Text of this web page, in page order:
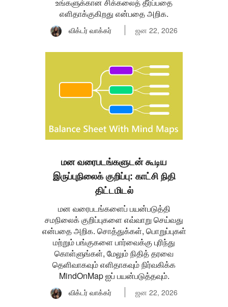
எளிதாக்குகிறது என்பதை அறிக.
விக்டர் வாக்கர் ஜன 22, 2026
மன வரைபடங்களுடன் கூடிய
இருப்புநிலைக் குறிப்பு: காட்சி நிதி
திட்டமிடல்
மன வரைபடங்களைப் பயன்படுத்தி
சமநிலைக் குறிப்புகளை எவ்வாறு செய்வது
என்பதை அறிக. சொத்துக்கள், பொறுப்புகள்
மற்றும் பங்குகளை பார்வைக்கு புரிந்து
கொள்ளுங்கள், மேலும் நிதித் தரவை
தெளிவாகவும் எளிதாகவும் நிர்வகிக்க
MindOnMap ஐப் பயன்படுத்தவும்.
விக்டர் வாக்கர் ஜன 22, 2026